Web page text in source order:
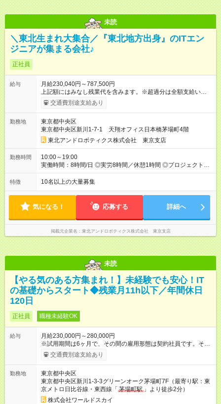
未読
＼東北生まれ大集合／『東北地方出身』のITエン
ジニアが集まる会社♪
正社員
給与
月給230,040円～787,500円
上記額にはみなし残業代を含みます。※超過分は全額支給いたし
ます。 みなし残業代 33,870円 ～ 187,500円／月 みなし残業時
交通費別途支給あり
勤務地
東京都中央区
東京都中央区新川1-7-1 天翔オフィス日本橋茅場町4階
東北アンドロボティクス株式会社 東京支店
勤務時間
10:00～19:00
実働時間：8時間/日 ◎実労8時間／休憩1時間 ◎プロジェクトに
より異なります。
特徴 10名以上の大量募集
気になる！ 応募する 詳細へ
掲載元企業名 東北アンドロボティクス株式会社 東京支店
未読
【やる気のある方集まれ！】未経験でも安心！IT
の基礎からスタート◆残業月11h以下／年間休日
120日
正社員 職種未経験OK
給与
月給230,000円～280,000円
※試用期間は6ヶ月で、その間の雇用形態は契約社員です。その
ほかの条件に変更はありません。 【試用期間】試用期間あり 試
用期間の長さ：6ヶ月 ※ 雇用形態と給与に、本採用時と異なる部
時と同じです。
交通費別途支給あり
勤務地
東京都中央区
東京都中央区新川1-3-3グリーンオーク茅場町7F（最寄り駅：東
京メトロ日比谷線・東西線「 茅場町駅 」より徒歩2分）
株式会社ワールドスカイ